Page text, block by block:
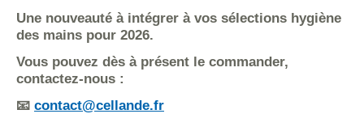
Une nouveauté à intégrer à vos sélections hygiène
des mains pour 2026.
Vous pouvez dès à présent le commander,
contactez-nous :
📧 contact@cellande.fr